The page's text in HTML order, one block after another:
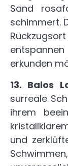
Sand
schimmert.
erkunden
13. Balos
surreale
ihrem
und